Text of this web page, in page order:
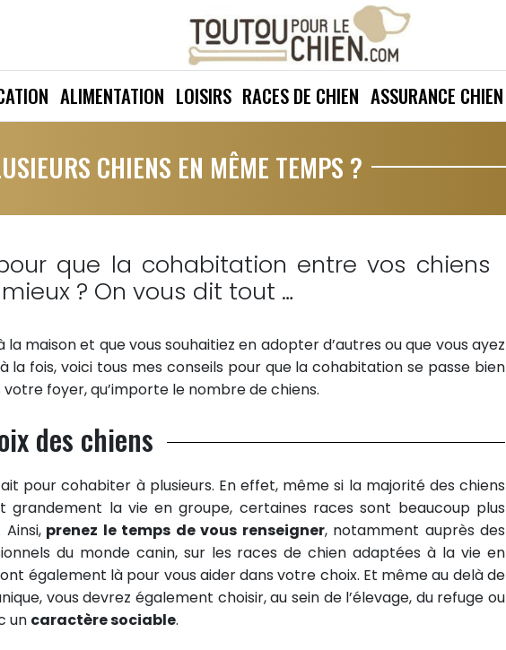
ALIMENTATION LOISIRS RACES DE CHIEN ASSURANCE CHIEN
CHIENS EN MÊME TEMPS ?
que la cohabitation entre vos chiens
? On vous dit tout …
la maison et que vous souhaitiez en adopter d’autres ou que vous ayez
la fois, voici tous mes conseils pour que la cohabitation se passe bien
foyer, qu’importe le nombre de chiens.
des chiens
pour cohabiter à plusieurs. En effet, même si la majorité des chiens
grandement la vie en groupe, certaines races sont beaucoup plus
prenez le temps de vous renseigner, notamment auprès des
du monde canin, sur les races de chien adaptées à la vie en
également là pour vous aider dans votre choix. Et même au delà de
vous devrez également choisir, au sein de l’élevage, du refuge ou
un caractère sociable.